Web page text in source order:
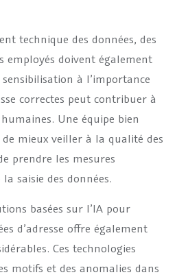
technique des données, des
employés doivent également
à l’importance
correctes peut contribuer à
Une équipe bien
mieux veiller à la qualité des
prendre les mesures
saisie des données.
basées sur l’IA pour
d’adresse offre également
Ces technologies
motifs et des anomalies dans